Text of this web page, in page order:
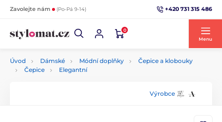
Zavolejte nám (Po-Pá 9-14) +420 731 315 486
0
Menu
Úvod Dámské Módní doplňky
Čepice a klobouky
Čepice
Elegantní
Výrobce